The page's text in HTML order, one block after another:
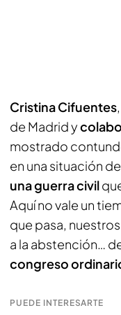
Cristina Cifuentes
de Madrid y
mostrado
en una situación
una guerra civil
Aquí no vale un
que pasa,
a la abstención…
congreso
PUEDE INTERESARTE